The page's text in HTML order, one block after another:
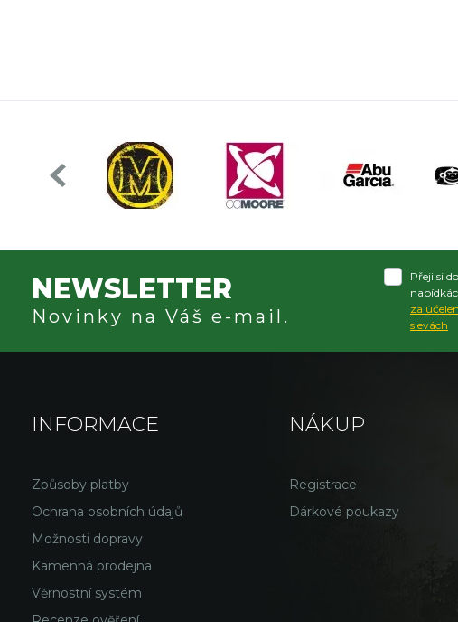
NEWSLETTER
Novinky na Váš e-mail.
Přeji si
za
slevách
INFORMACE
Způsoby platby
Ochrana osobních údajů
Možnosti dopravy
Kamenná prodejna
Věrnostní systém
NÁKUP
Registrace
Dárkové poukazy